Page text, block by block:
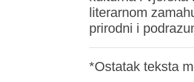
literarnom
prirodni i
*Ostatak teksta